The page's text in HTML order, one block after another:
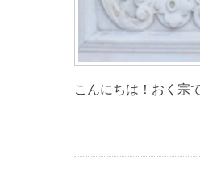
こんにちは！おく宗